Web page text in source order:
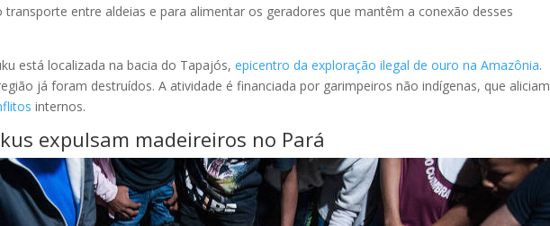
transporte entre aldeias e para alimentar os geradores que mantêm a conexão desses
está localizada na bacia do Tapajós,epicentro da exploração ilegal de ouro na Amazônia.
já foram destruídos. A atividade é financiada por garimpeiros não indígenas, que aliciam
internos.
expulsam madeireiros no Pará